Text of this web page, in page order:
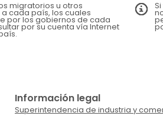
migratorios u otros
cada país, los cuales
por los gobiernos de cada
por su cuenta vía Internet
Información legal
Superintendencia de industria y